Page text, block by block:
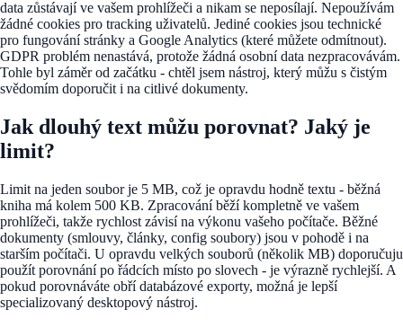
data zůstávají ve vašem prohlížeči a nikam se neposílají. Nepoužívám
žádné cookies pro tracking uživatelů. Jediné cookies jsou technické
pro fungování stránky a Google Analytics (které můžete odmítnout).
GDPR problém nenastává, protože žádná osobní data nezpracovávám.
Tohle byl záměr od začátku - chtěl jsem nástroj, který můžu s čistým
svědomím doporučit i na citlivé dokumenty.
Jak dlouhý text můžu porovnat? Jaký je
limit?
Limit na jeden soubor je 5 MB, což je opravdu hodně textu - běžná
kniha má kolem 500 KB. Zpracování běží kompletně ve vašem
prohlížeči, takže rychlost závisí na výkonu vašeho počítače. Běžné
dokumenty (smlouvy, články, config soubory) jsou v pohodě i na
starším počítači. U opravdu velkých souborů (několik MB) doporučuju
použít porovnání po řádcích místo po slovech - je výrazně rychlejší. A
pokud porovnáváte obří databázové exporty, možná je lepší
specializovaný desktopový nástroj.